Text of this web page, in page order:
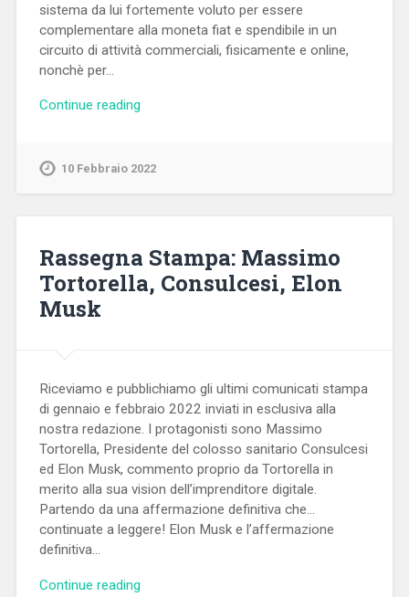
sistema da lui fortemente voluto per essere
complementare alla moneta fiat e spendibile in un
circuito di attività commerciali, fisicamente e online,
nonchè per…
Continue reading
10 Febbraio 2022
Rassegna Stampa: Massimo
Tortorella, Consulcesi, Elon
Musk
Riceviamo e pubblichiamo gli ultimi comunicati stampa
di gennaio e febbraio 2022 inviati in esclusiva alla
nostra redazione. I protagonisti sono Massimo
Tortorella, Presidente del colosso sanitario Consulcesi
ed Elon Musk, commento proprio da Tortorella in
merito alla sua vision dell’imprenditore digitale.
Partendo da una affermazione definitiva che…
continuate a leggere! Elon Musk e l’affermazione
definitiva…
Continue reading